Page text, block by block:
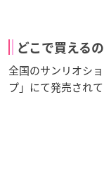
どこで買える
全国のサンリオシ
プ」にて発売されて